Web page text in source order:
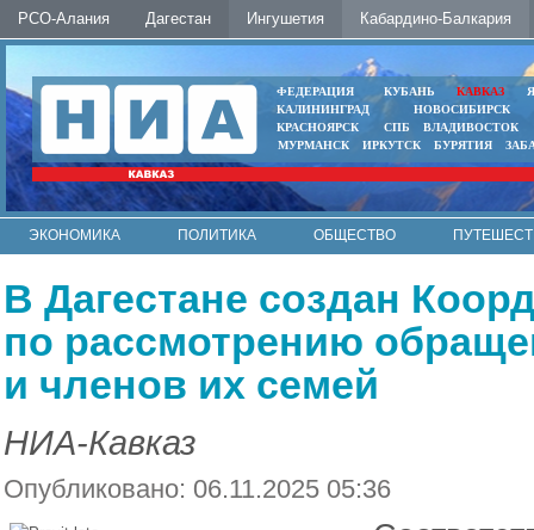
РСО-Алания Дагестан Ингушетия Кабардино-Балкария
ФЕДЕРАЦИЯ КУБАНЬ КАВКАЗ
КАЛИНИНГРАД
НОВОСИБИРСК
КРАСНОЯРСК
СПБ
ВЛАДИВОСТОК
МУРМАНСК
ИРКУТСК БУРЯТИЯ
ЭКОНОМИКА ПОЛИТИКА ОБЩЕСТВО
В Дагестане создан
по рассмотрению
и членов их семей
НИА-Кавказ
Опубликовано: 06.11.2025 05:36